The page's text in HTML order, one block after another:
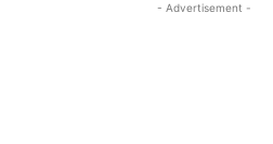
- Advertisement -